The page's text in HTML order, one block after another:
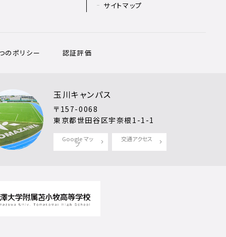
サイトマップ
のポリシー 認証評価
玉川キャンパス
〒157-0068
東京都世田谷区宇奈根1-1-1
Google マッ
プ
交通アクセス